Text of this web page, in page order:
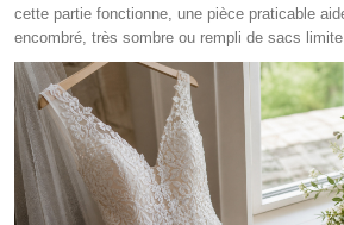
cette partie fonctionne, une pièce praticable
encombré, très sombre ou rempli de sacs